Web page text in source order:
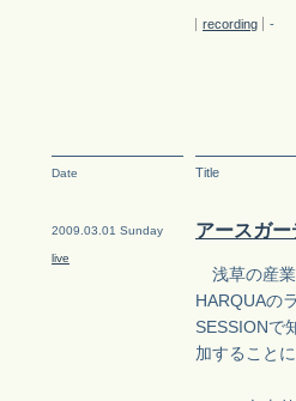
recording -
Date Title
2009.03.01 Sunday
live
アースガ
浅草の産業
HARQUAの
SESSIONで
加すること